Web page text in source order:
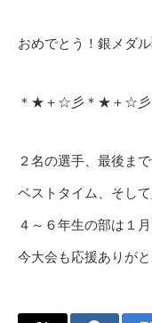
おめでとう！銀メダ
＊★＋☆彡＊★＋☆
２名の選手、最後ま
ベストタイム、そし
４～６年生の部は１
今大会も応援ありが